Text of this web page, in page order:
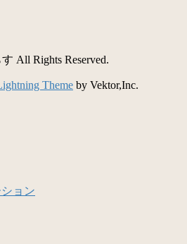
All Rights Reserved.
Theme by Vektor,Inc.
ョン